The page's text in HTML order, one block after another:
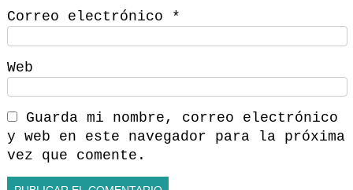
Correo electrónico *
Web
Guarda mi nombre, correo electrónico
y web en este navegador para la próxima
vez que comente.